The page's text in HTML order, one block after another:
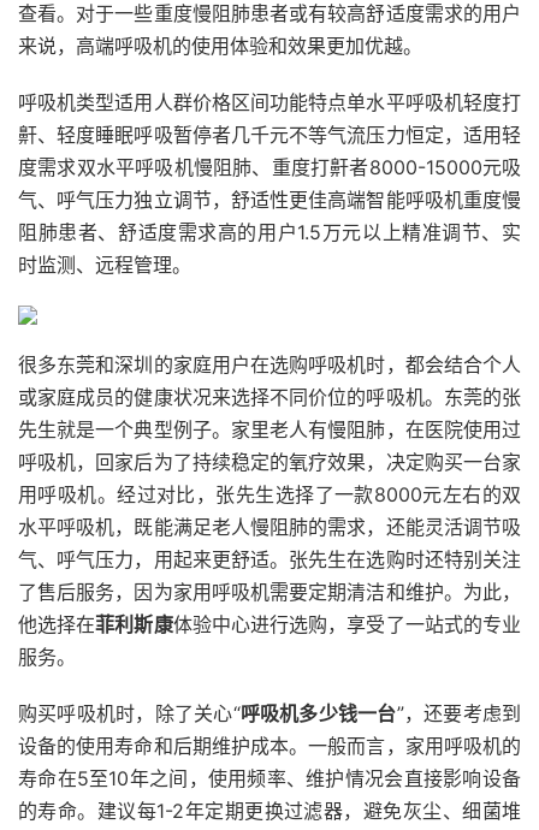
查看。对于一些重度慢阻肺患者或有较高舒适度需求的用户
来说，高端呼吸机的使用体验和效果更加优越。
呼吸机类型适用人群价格区间功能特点单水平呼吸机轻度打
鼾、轻度睡眠呼吸暂停者几千元不等气流压力恒定，适用轻
度需求双水平呼吸机慢阻肺、重度打鼾者8000-15000元吸
气、呼气压力独立调节，舒适性更佳高端智能呼吸机重度慢
阻肺患者、舒适度需求高的用户1.5万元以上精准调节、实
时监测、远程管理。
很多东莞和深圳的家庭用户在选购呼吸机时，都会结合个人
或家庭成员的健康状况来选择不同价位的呼吸机。东莞的张
先生就是一个典型例子。家里老人有慢阻肺，在医院使用过
呼吸机，回家后为了持续稳定的氧疗效果，决定购买一台家
用呼吸机。经过对比，张先生选择了一款8000元左右的双
水平呼吸机，既能满足老人慢阻肺的需求，还能灵活调节吸
气、呼气压力，用起来更舒适。张先生在选购时还特别关注
了售后服务，因为家用呼吸机需要定期清洁和维护。为此，
他选择在菲利斯康体验中心进行选购，享受了一站式的专业
服务。
购买呼吸机时，除了关心“呼吸机多少钱一台”，还要考虑到
设备的使用寿命和后期维护成本。一般而言，家用呼吸机的
寿命在5至10年之间，使用频率、维护情况会直接影响设备
的寿命。建议每1-2年定期更换过滤器，避免灰尘、细菌堆